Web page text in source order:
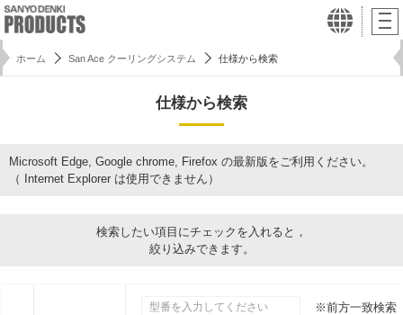
ホーム San Ace クーリングシステム 仕様から検索
仕様から検索
Microsoft Edge, Google chrome, Firefox の最新版をご利用ください。
（ Internet Explorer は使用できません）
検索したい項目にチェックを入れると，
絞り込みできます。
※前方一致検索